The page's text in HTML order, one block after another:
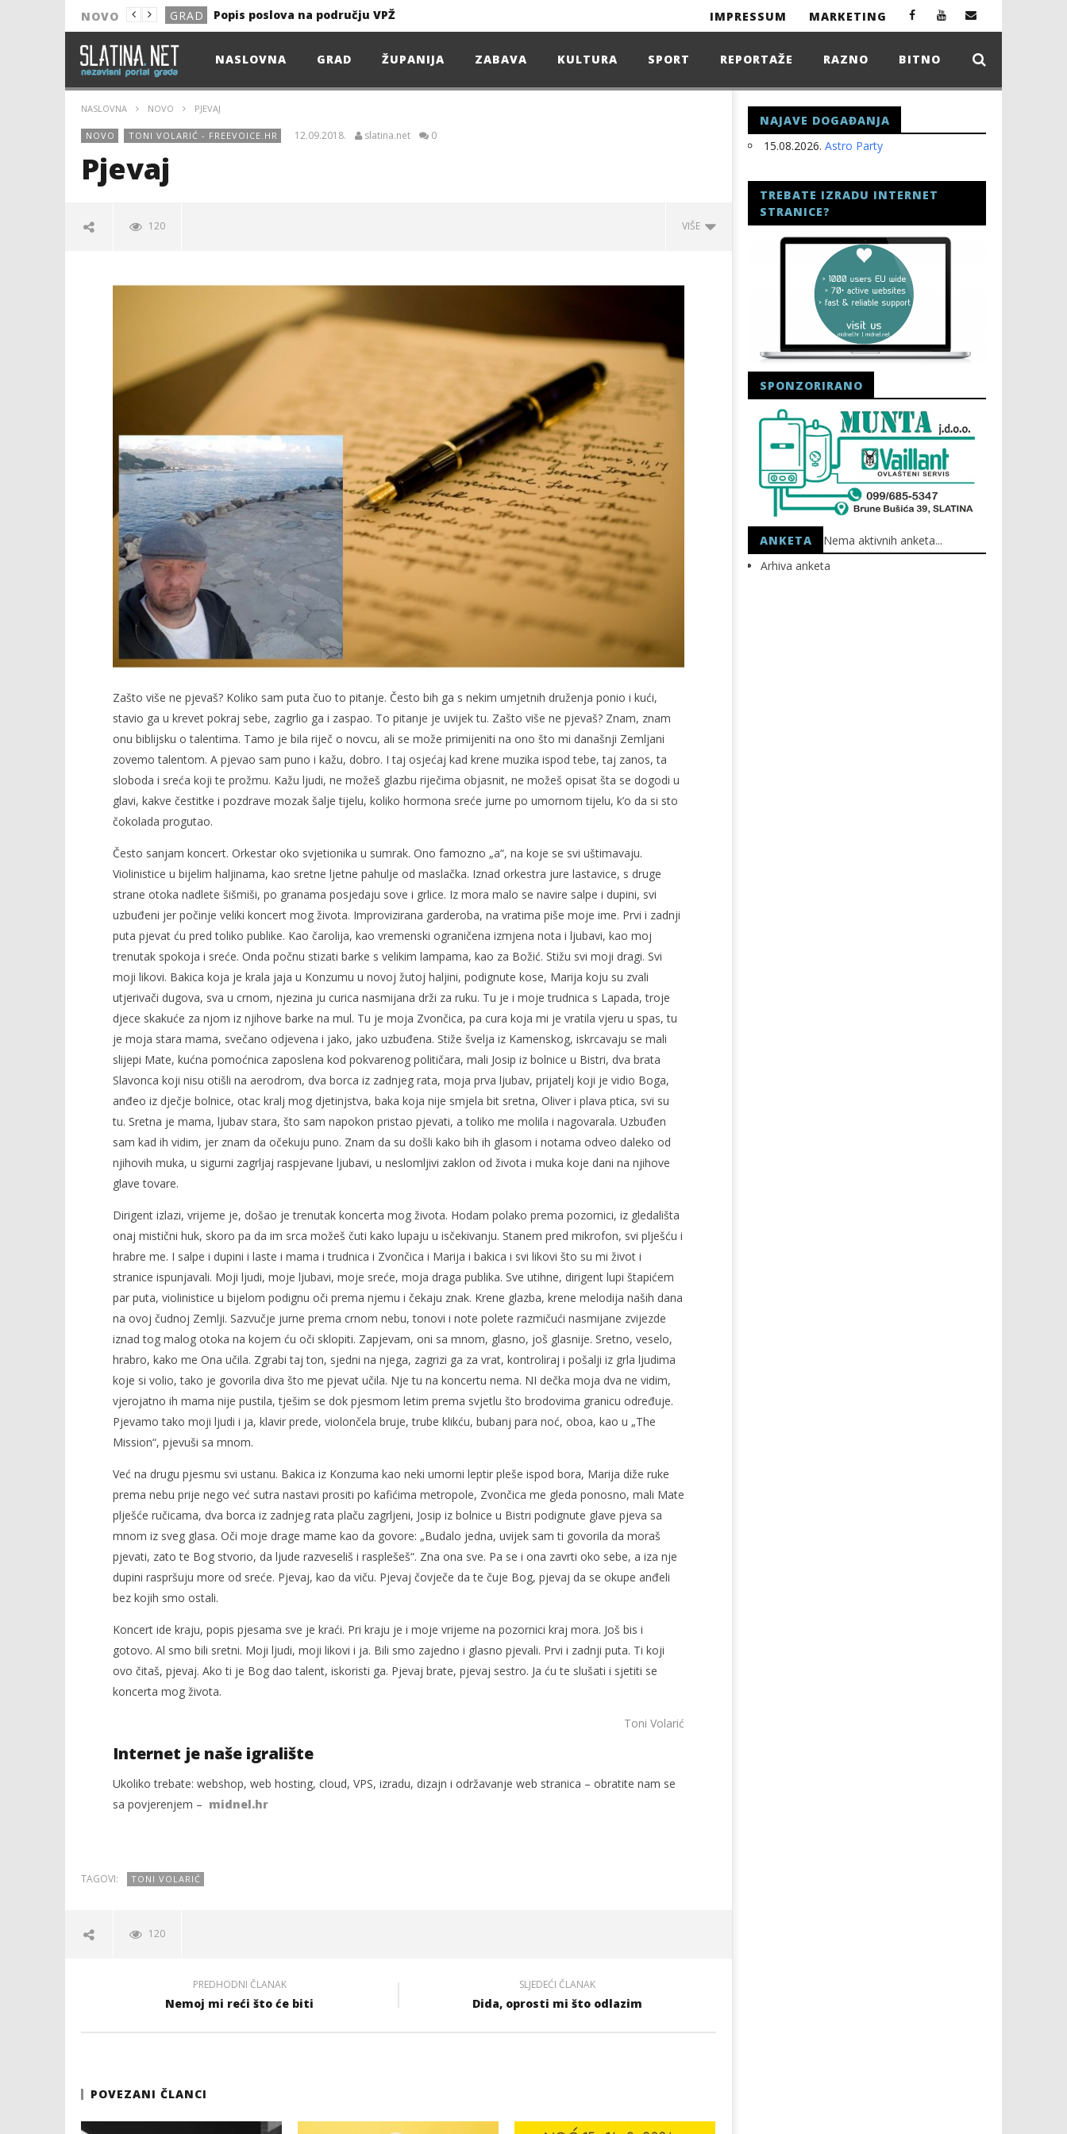
NOVO GRAD
Popis poslova na području VPŽ
NOVO
NOVO
NOVO
Popis poslova na području VPŽ
IMPRESSUM MARKETING
NASLOVNA GRAD ŽUPANIJA ZABAVA KULTURA SPORT REPORTAŽE RAZNO BITNO
NASLOVNA NOVO PJEVAJ
NOVO TONI VOLARIĆ - FREEVOICE.HR 12.09.2018. slatina.net 0
Pjevaj
120 VIŠE
Popis poslova na području VPŽ
12.09.2018.
slatina.net
Ljeto donosi bezbrižnu igru, ali
i zdravstvene izazove
12.09.2018.
slatina.net
HEP: Bez struje
12.09.2018.
Zašto više ne pjevaš? Koliko sam puta čuo to pitanje. Često bih ga s nekim umjetnih druženja ponio i kući,
stavio ga u krevet pokraj sebe, zagrlio ga i zaspao. To pitanje je uvijek tu. Zašto više ne pjevaš? Znam, znam
onu biblijsku o talentima. Tamo je bila riječ o novcu, ali se može primijeniti na ono što mi današnji Zemljani
zovemo talentom. A pjevao sam puno i kažu, dobro. I taj osjećaj kad krene muzika ispod tebe, taj zanos, ta
sloboda i sreća koji te prožmu. Kažu ljudi, ne možeš glazbu riječima objasnit, ne možeš opisat šta se dogodi u
glavi, kakve čestitke i pozdrave mozak šalje tijelu, koliko hormona sreće jurne po umornom tijelu, k’o da si sto
čokolada progutao.
Često sanjam koncert. Orkestar oko svjetionika u sumrak. Ono famozno „a“, na koje se svi uštimavaju.
Violinistice u bijelim haljinama, kao sretne ljetne pahulje od maslačka. Iznad orkestra jure lastavice, s druge
strane otoka nadlete šišmiši, po granama posjedaju sove i grlice. Iz mora malo se navire salpe i dupini, svi
uzbuđeni jer počinje veliki koncert mog života. Improvizirana garderoba, na vratima piše moje ime. Prvi i zadnji
puta pjevat ću pred toliko publike. Kao čarolija, kao vremenski ograničena izmjena nota i ljubavi, kao moj
trenutak spokoja i sreće. Onda počnu stizati barke s velikim lampama, kao za Božić. Stižu svi moji dragi. Svi
moji likovi. Bakica koja je krala jaja u Konzumu u novoj žutoj haljini, podignute kose, Marija koju su zvali
utjerivači dugova, sva u crnom, njezina ju curica nasmijana drži za ruku. Tu je i moje trudnica s Lapada, troje
djece skakuće za njom iz njihove barke na mul. Tu je moja Zvončica, pa cura koja mi je vratila vjeru u spas, tu
je moja stara mama, svečano odjevena i jako, jako uzbuđena. Stiže švelja iz Kamenskog, iskrcavaju se mali
slijepi Mate, kućna pomoćnica zaposlena kod pokvarenog političara, mali Josip iz bolnice u Bistri, dva brata
Slavonca koji nisu otišli na aerodrom, dva borca iz zadnjeg rata, moja prva ljubav, prijatelj koji je vidio Boga,
anđeo iz dječje bolnice, otac kralj mog djetinjstva, baka koja nije smjela bit sretna, Oliver i plava ptica, svi su
tu. Sretna je mama, ljubav stara, što sam napokon pristao pjevati, a toliko me molila i nagovarala. Uzbuđen
sam kad ih vidim, jer znam da očekuju puno. Znam da su došli kako bih ih glasom i notama odveo daleko od
njihovih muka, u sigurni zagrljaj raspjevane ljubavi, u neslomljivi zaklon od života i muka koje dani na njihove
glave tovare.
Dirigent izlazi, vrijeme je, došao je trenutak koncerta mog života. Hodam polako prema pozornici, iz gledališta
onaj mistični huk, skoro pa da im srca možeš čuti kako lupaju u isčekivanju. Stanem pred mikrofon, svi plješću i
hrabre me. I salpe i dupini i laste i mama i trudnica i Zvončica i Marija i bakica i svi likovi što su mi život i
stranice ispunjavali. Moji ljudi, moje ljubavi, moje sreće, moja draga publika. Sve utihne, dirigent lupi štapićem
par puta, violinistice u bijelom podignu oči prema njemu i čekaju znak. Krene glazba, krene melodija naših dana
na ovoj čudnoj Zemlji. Sazvučje jurne prema crnom nebu, tonovi i note polete razmičući nasmijane zvijezde
iznad tog malog otoka na kojem ću oči sklopiti. Zapjevam, oni sa mnom, glasno, još glasnije. Sretno, veselo,
hrabro, kako me Ona učila. Zgrabi taj ton, sjedni na njega, zagrizi ga za vrat, kontroliraj i pošalji iz grla ljudima
koje si volio, tako je govorila diva što me pjevat učila. Nje tu na koncertu nema. NI dečka moja dva ne vidim,
vjerojatno ih mama nije pustila, tješim se dok pjesmom letim prema svjetlu što brodovima granicu određuje.
Pjevamo tako moji ljudi i ja, klavir prede, violončela bruje, trube klikću, bubanj para noć, oboa, kao u „The
Mission“, pjevuši sa mnom.
Već na drugu pjesmu svi ustanu. Bakica iz Konzuma kao neki umorni leptir pleše ispod bora, Marija diže ruke
prema nebu prije nego već sutra nastavi prositi po kafićima metropole, Zvončica me gleda ponosno, mali Mate
plješće ručicama, dva borca iz zadnjeg rata plaču zagrljeni, Josip iz bolnice u Bistri podignute glave pjeva sa
mnom iz sveg glasa. Oči moje drage mame kao da govore: „Budalo jedna, uvijek sam ti govorila da moraš
pjevati, zato te Bog stvorio, da ljude razveseliš i rasplešeš“. Zna ona sve. Pa se i ona zavrti oko sebe, a iza nje
dupini raspršuju more od sreće. Pjevaj, kao da viču. Pjevaj čovječe da te čuje Bog, pjevaj da se okupe anđeli
bez kojih smo ostali.
Koncert ide kraju, popis pjesama sve je kraći. Pri kraju je i moje vrijeme na pozornici kraj mora. Još bis i
gotovo. Al smo bili sretni. Moji ljudi, moji likovi i ja. Bili smo zajedno i glasno pjevali. Prvi i zadnji puta. Ti koji
ovo čitaš, pjevaj. Ako ti je Bog dao talent, iskoristi ga. Pjevaj brate, pjevaj sestro. Ja ću te slušati i sjetiti se
koncerta mog života.
Toni Volarić
Internet je naše igralište
Ukoliko trebate: webshop, web hosting, cloud, VPS, izradu, dizajn i održavanje web stranica – obratite nam se
sa povjerenjem – midnel.hr
TAGOVI: TONI VOLARIĆ
120
PREDHODNI ČLANAK
Nemoj mi reći što će biti
SLJEDEĆI ČLANAK
Dida, oprosti mi što odlazim
POVEZANI ČLANCI
NAJAVE DOGAĐANJA
15.08.2026. Astro Party
TREBATE IZRADU INTERNET
STRANICE?
SPONZORIRANO
ANKETA
Nema aktivnih anketa...
Arhiva anketa